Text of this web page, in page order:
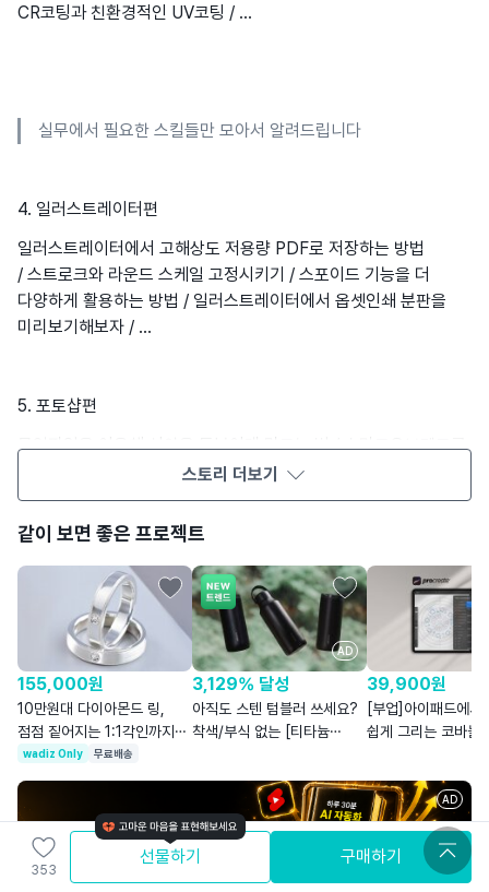
CR코팅과 친환경적인 UV코팅 / ...
실무에서 필요한 스킬들만 모아서 알려드립니다
4. 일러스트레이터편
일러스트레이터에서 고해상도 저용량 PDF로 저장하는 방법
/ 스트로크와 라운드 스케일 고정시키기 / 스포이드 기능을 더
다양하게 활용하는 방법 / 일러스트레이터에서 옵셋인쇄 분판을
미리보기해보자 / ...
5. 포토샵편
목업파일을 이용해 시안을 돋보이게 만드는 법 / 스마트오브젝트를
불러올 때 이것을 해야 다른 컴퓨터에서 열어도 깨지지 않는다
/ 머리카락 누끼를 따는 가장 정확한 방법 / ...
6. 패키지디자인편
칼선을 대신 그려주는 똑똑한 웹사이트 / A형, B형, C형, W형,
슬리브형 박스 / 다국어를 지원하는 고퀄리티 무료 고딕폰트 / ...
디자이너라면 꼭 알고있어야할 가장 최신의 트렌드를 읽을 수
있는 웹사이트들
7. 폰트&오픈소스편
스토리 더보기
같이 보면 좋은 프로젝트
155,000원
10만원대 다이아몬드 링,
점점 짙어지는 1:1각인까지
'이터널밴드'
wadiz Only 무료배송
AD
3,129% 달성
아직도 스텐 텀블러 쓰세요?
착색/부식 없는 [티타늄
39,900원
[부업]아이패드에서
쉽게 그리는 코바늘
30분이면 자동수익 세팅
AI 자동화 시스템
AD
353
선물하기 구매하기